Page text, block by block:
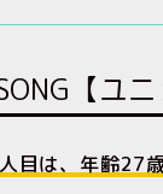
【ユニ
目は、年齢27